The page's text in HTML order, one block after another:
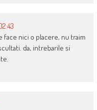
face nici o placere, nu traim
da, intrebarile si